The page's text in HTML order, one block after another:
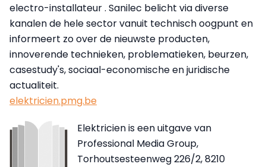
electro-installateur . Sanilec belicht via diverse
kanalen de hele sector vanuit technisch oogpunt en
informeert zo over de nieuwste producten,
innoverende technieken, problematieken, beurzen,
casestudy's, sociaal-economische en juridische
actualiteit.
elektricien.pmg.be
Elektricien is een uitgave van
Professional Media Group,
Torhoutsesteenweg 226/2, 8210